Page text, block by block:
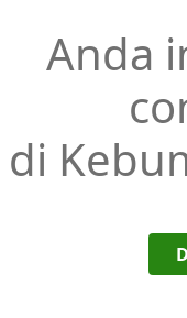
Anda
di